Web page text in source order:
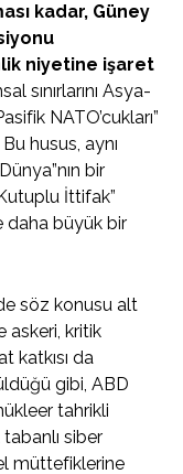
kadar, Güney
niyetine işaret
sınırlarını Asya-
NATO’cukları”
husus, aynı
bir
İttifak”
daha büyük bir
söz konusu alt
askeri, kritik
katkısı da
gibi, ABD
tahrikli
siber
müttefiklerine